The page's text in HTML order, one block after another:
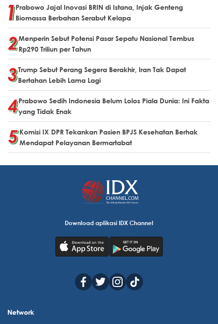
Prabowo Jajal Inovasi BRIN di Istana, Injak Genteng
Biomassa Berbahan Serabut Kelapa
Menperin Sebut Potensi Pasar Sepatu Nasional Tembus
Rp290 Triliun per Tahun
Trump Sebut Perang Segera Berakhir, Iran Tak Dapat
Bertahan Lebih Lama Lagi
Prabowo Sedih Indonesia Belum Lolos Piala Dunia: Ini Fakta
yang Tidak Enak
Komisi IX DPR Tekankan Pasien BPJS Kesehatan Berhak
Mendapat Pelayanan Bermartabat
Download aplikasi IDX Channel
Network